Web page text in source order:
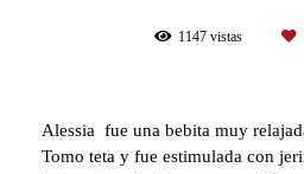
1147 vistas
Alessia fue una bebita muy
Tomo teta y fue estimulada con